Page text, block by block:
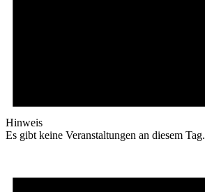
Hinweis
Es gibt keine Veranstaltungen an diesem Tag.